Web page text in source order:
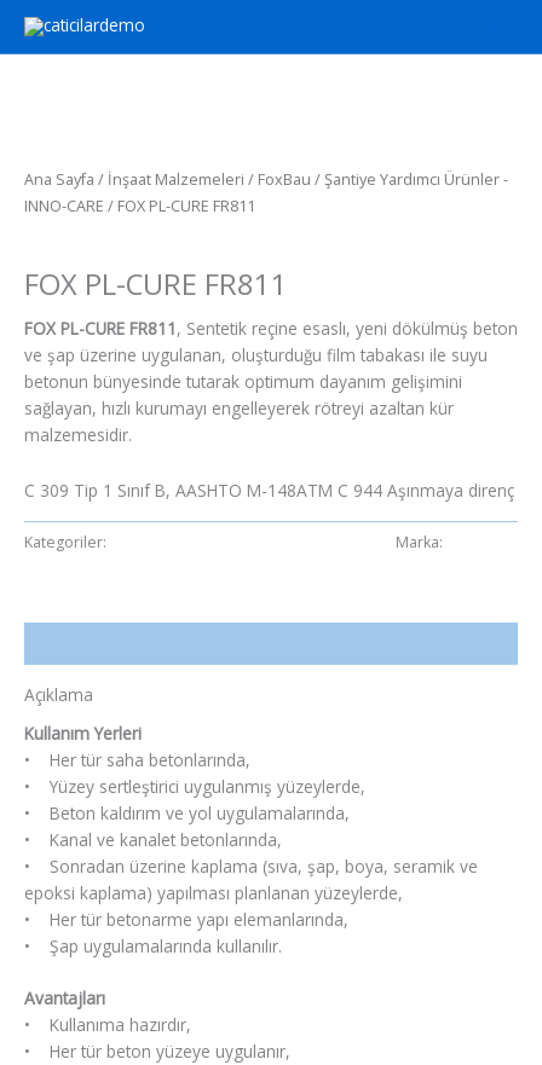
İçeriğe
atla
Ana Sayfa / İnşaat Malzemeleri / FoxBau /Şantiye Yardımcı Ürünler -
INNO-CARE / FOX PL-CURE FR811
FOX PL-CURE FR811
FOX PL-CURE FR811, Sentetik reçine esaslı, yeni dökülmüş beton
ve şap üzerine uygulanan, oluşturduğu film tabakası ile suyu
betonun bünyesinde tutarak optimum dayanım gelişimini
sağlayan, hızlı kurumayı engelleyerek rötreyi azaltan kür
malzemesidir.
C 309 Tip 1 Sınıf B, AASHTO M-148ATM C 944 Aşınmaya direnç
Kategoriler: Marka:
Açıklama
Kullanım Yerleri
• Her tür saha betonlarında,
• Yüzey sertleştirici uygulanmış yüzeylerde,
• Beton kaldırım ve yol uygulamalarında,
• Kanal ve kanalet betonlarında,
• Sonradan üzerine kaplama (sıva, şap, boya, seramik ve
epoksi kaplama) yapılması planlanan yüzeylerde,
• Her tür betonarme yapı elemanlarında,
• Şap uygulamalarında kullanılır.
Avantajları
• Kullanıma hazırdır,
• Her tür beton yüzeye uygulanır,